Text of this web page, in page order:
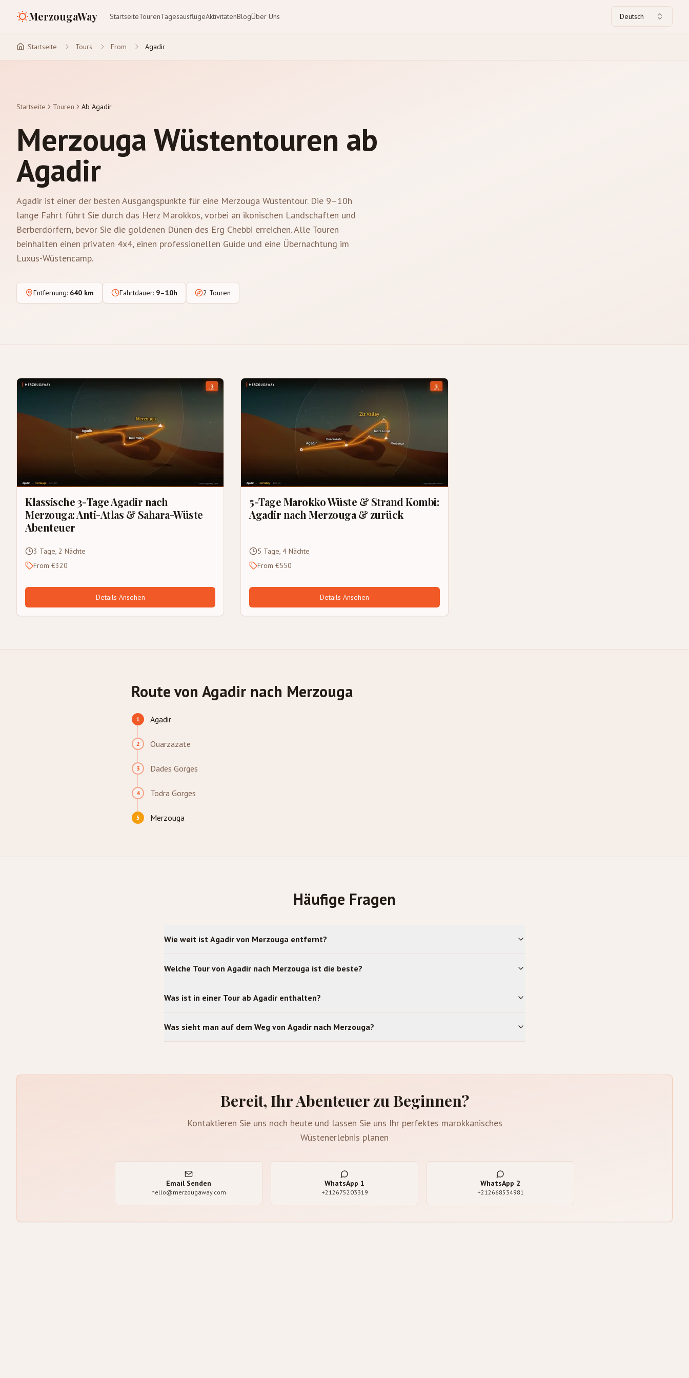
MerzougaWay StartseiteTourenTagesausflügeAktivitätenBlogÜber Uns Deutsch
Startseite Tours From Agadir
Startseite Touren Ab Agadir
Merzouga Wüstentouren ab
Agadir
Agadir ist einer der besten Ausgangspunkte für eine Merzouga Wüstentour. Die 9–10h
lange Fahrt führt Sie durch das Herz Marokkos, vorbei an ikonischen Landschaften und
Berberdörfern, bevor Sie die goldenen Dünen des Erg Chebbi erreichen. Alle Touren
beinhalten einen privaten 4x4, einen professionellen Guide und eine Übernachtung im
Luxus-Wüstencamp.
Entfernung: 640 km Fahrtdauer: 9–10h 2 Touren
Klassische 3-Tage Agadir nach
Merzouga: Anti-Atlas & Sahara-Wüste
Abenteuer
3 Tage, 2 Nächte
From €320
Details Ansehen
5-Tage Marokko Wüste & Strand Kombi:
Agadir nach Merzouga & zurück
5 Tage, 4 Nächte
From €550
Details Ansehen
Route von Agadir nach Merzouga
1 Agadir
2 Ouarzazate
3 Dades Gorges
4 Todra Gorges
5 Merzouga
Häufige Fragen
Wie weit ist Agadir von Merzouga entfernt?
Welche Tour von Agadir nach Merzouga ist die beste?
Was ist in einer Tour ab Agadir enthalten?
Was sieht man auf dem Weg von Agadir nach Merzouga?
Bereit, Ihr Abenteuer zu Beginnen?
Kontaktieren Sie uns noch heute und lassen Sie uns Ihr perfektes marokkanisches
Wüstenerlebnis planen
Email Senden
hello@merzougaway.com
WhatsApp 1
+212675203319
WhatsApp 2
+212668534981